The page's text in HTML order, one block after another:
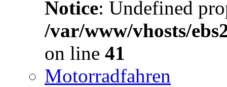
Notice: Undefined
/var/www/vhosts/
on line 41
Motorradfahren